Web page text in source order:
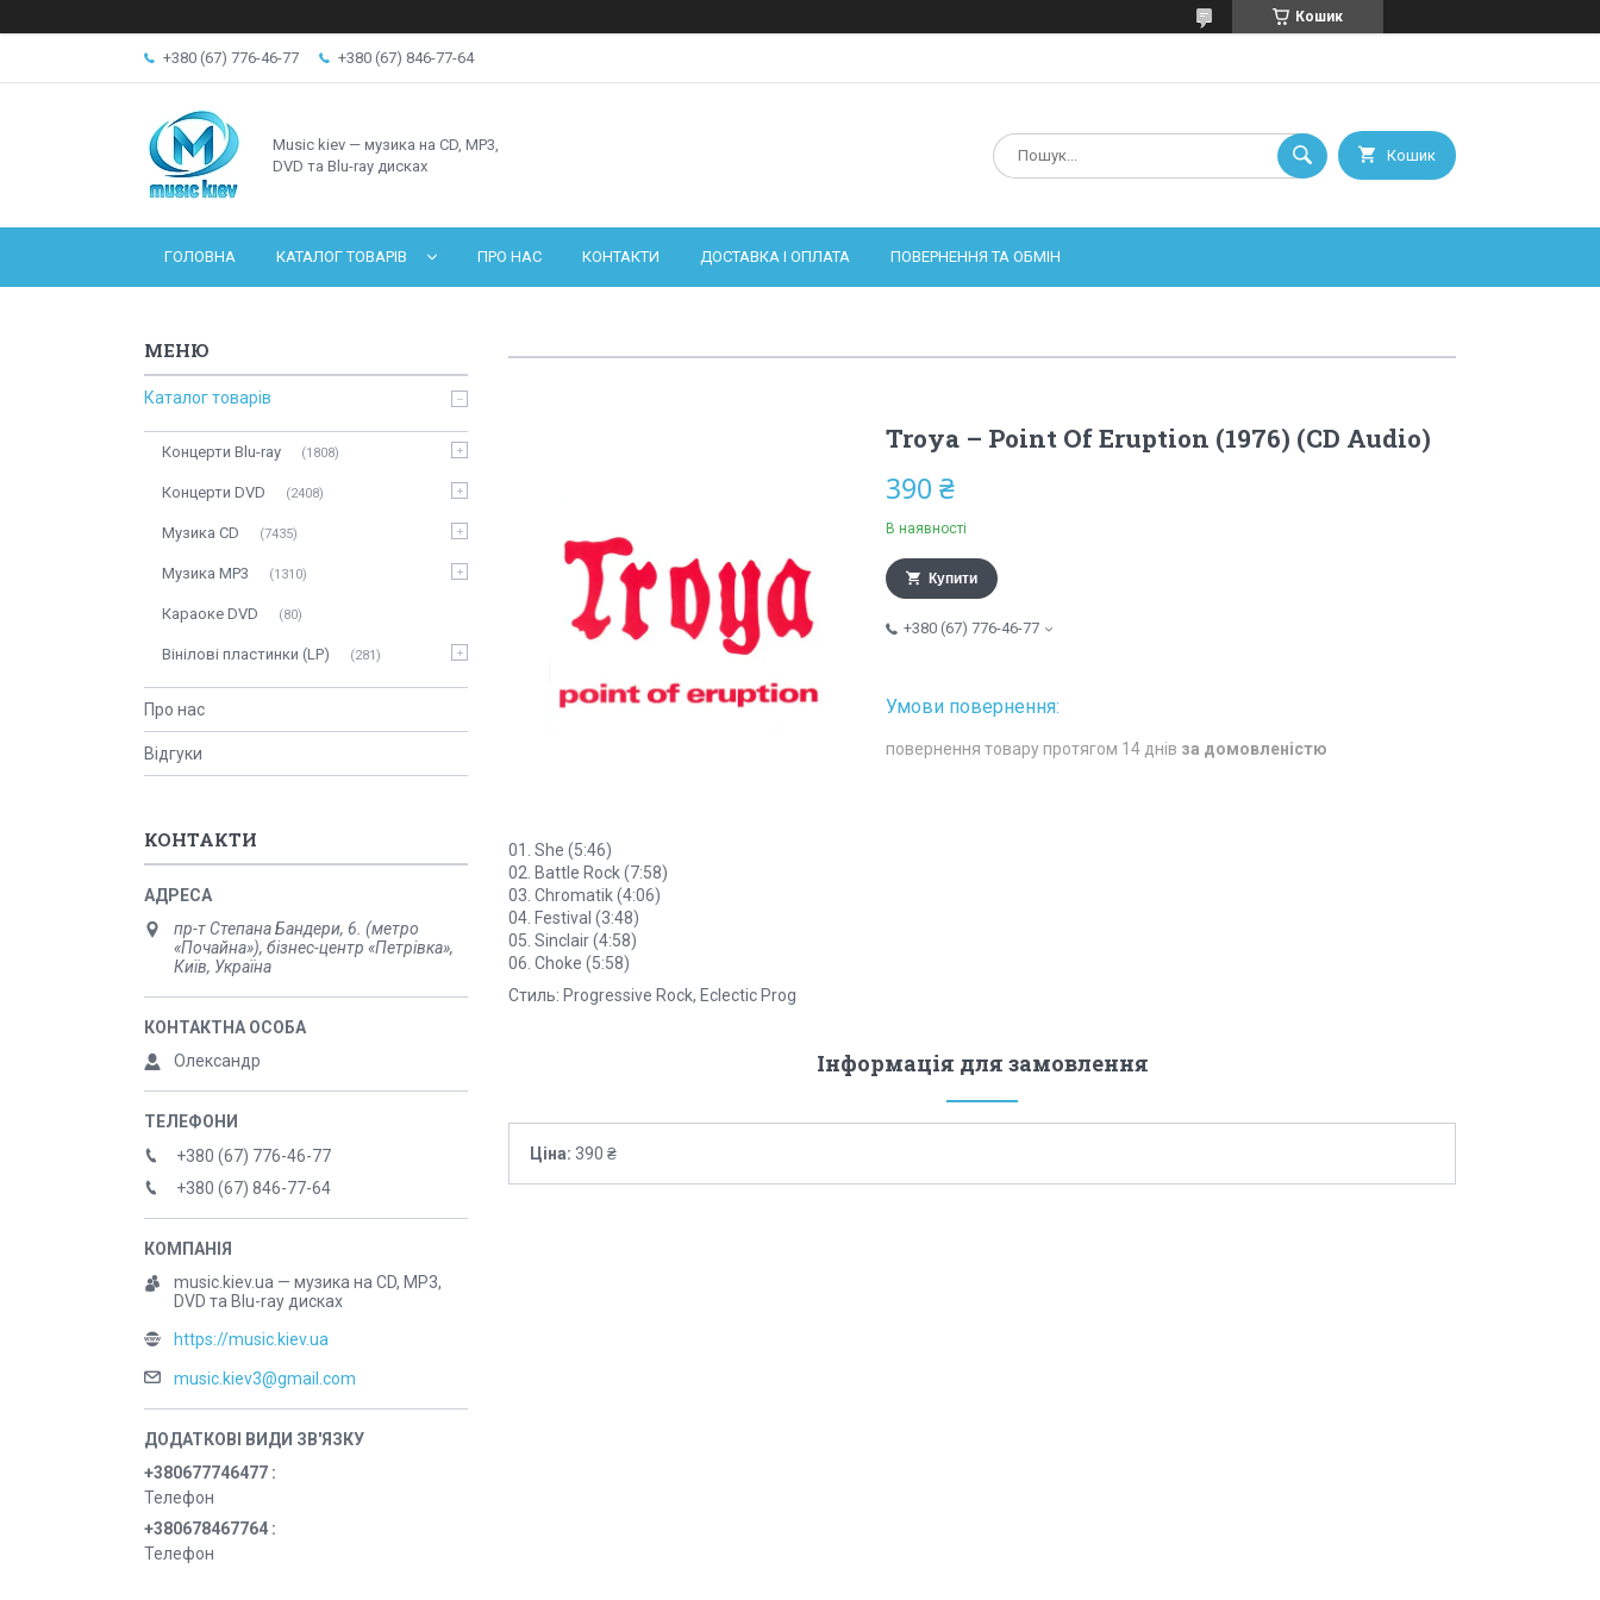
Кошик
+380 (67) 776-46-77 +380 (67) 846-77-64
Music kiev — музика на CD, MP3,
DVD та Blu-ray дисках
Кошик
ГОЛОВНА КАТАЛОГ ТОВАРІВ ПРО НАС КОНТАКТИ ДОСТАВКА І ОПЛАТА ПОВЕРНЕННЯ ТА ОБМІН
Troya – Point Of Eruption (1976) (CD Audio)
390 ₴
В наявності
Купити
+380 (67) 776-46-77
повернення товару протягом 14 днів за домовленістю
01. She (5:46)
02. Battle Rock (7:58)
03. Chromatik (4:06)
04. Festival (3:48)
05. Sinclair (4:58)
06. Choke (5:58)
Стиль: Progressive Rock, Eclectic Prog
Інформація для замовлення
Ціна: 390 ₴
Каталог товарів
Концерти Blu-ray 1808
Концерти DVD 2408
Музика CD 7435
Музика MP3 1310
Караоке DVD 80
Вінілові пластинки (LP) 281
Про нас
Відгуки
КОНТАКТИ
пр-т Степана Бандери, 6. (метро
«Почайна»), бізнес-центр «Петрівка»,
Київ, Україна
Олександр
+380 (67) 776-46-77
+380 (67) 846-77-64
music.kiev.ua — музика на CD, MP3,
DVD та Blu-ray дисках
https://music.kiev.ua
music.kiev3@gmail.com
+380677746477
Телефон
+380678467764
Телефон